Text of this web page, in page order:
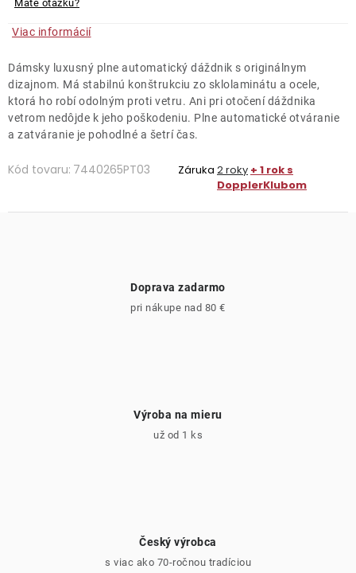
Mate otázku?
Viac informácií
Dámsky luxusný plne automatický dáždnik s originálnym
dizajnom. Má stabilnú konštrukciu zo sklolaminátu a ocele,
ktorá ho robí odolným proti vetru. Ani pri otočení dáždnika
vetrom nedôjde k jeho poškodeniu. Plne automatické otváranie
a zatváranie je pohodlné a šetrí čas.
Kód tovaru: 7440265PT03 Záruka 2 roky + 1 rok s
DopplerKlubom
Doprava zadarmo
pri nákupe nad 80 €
Výroba na mieru
už od 1 ks
Český výrobca
s viac ako 70-ročnou tradíciou